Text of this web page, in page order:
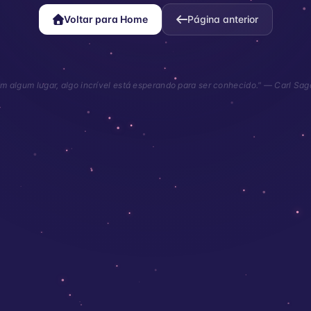
Voltar para Home Página anterior
algum lugar, algo incrível está esperando para ser conhecido." — Carl